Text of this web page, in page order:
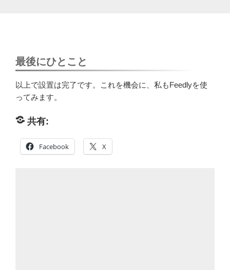
最後にひとこと
以上で設置は完了です。これを機会に、私もFeedlyを使
ってみます。
共有:
Facebook X